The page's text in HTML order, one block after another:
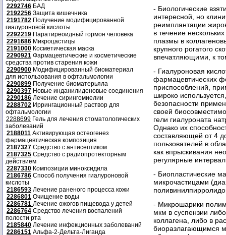
2292746 БАД
2192256 Защита кишечника
2191782 Получение модифицированной
гиалуроновой кислоты
2292219 Паратиреоидный гормон человека
2291686 Микроцастицы
2191000 Косметическая маска
2290921 Фармацевтические и косметические
средства против старения кожи
2290900 Модифицированный биоматериал
для использования в офтальмологии
2290899 Получение биоматерьяла
2290397 Новые инданилиденовые соединения
2290186 Лечение сирингомиелии
2288702 Иррингационный раствор для
офтальмологии
2288699 Гель для лечения стоматологических
заболеваний
2188011 Активирующая остеогенез
фармацевтическая композиция
2187327 Средство с антисептиком
2187325 Средство с радиопротекторным
действием
2287330 Композиции миноксидила
2186786 Способ получения гиалуроновой
кислоты
2186593 Лечение раненого процесса кожи
2286801 Очищение воды
2286781 Лечение ожогов пищевода у детей
2286764 Средство лечения воспалений
полости рта
2185840 Лечение инфекционных заболеваний
2286151 Альфа-2-Дельта-Лиганда
- Биологические
интересной, но
реимплантации
в течение
плазмы в
крупного рогатого
впечатляющими, к
- Гиалуроновая
фармацевтических
приспособлений,
широко
безопасности
своей
гели гиалуроната
Однако их
составляющей от 4
пользователей в
как впрыскивания
регулярные
- Биопластические
микрочастицами
- Микрошарики
мкм в суспензии
коллагена, либо в
биоразлагающимся